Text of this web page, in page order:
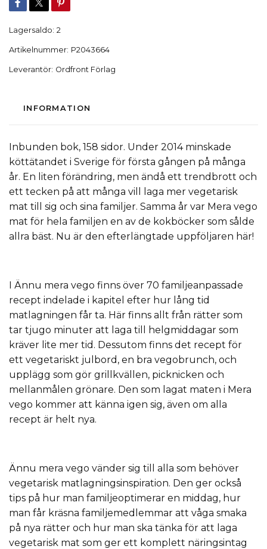
Lagersaldo: 2
Artikelnummer: P2043664
Leverantör: Ordfront Förlag
INFORMATION
Inbunden bok, 158 sidor. Under 2014 minskade
köttätandet i Sverige för första gången på många
år. En liten förändring, men ändå ett trendbrott och
ett tecken på att många vill laga mer vegetarisk
mat till sig och sina familjer. Samma år var Mera vego
mat för hela familjen en av de kokböcker som sålde
allra bäst. Nu är den efterlängtade uppföljaren här!
I Ännu mera vego finns över 70 familjeanpassade
recept indelade i kapitel efter hur lång tid
matlagningen får ta. Här finns allt från rätter som
tar tjugo minuter att laga till helgmiddagar som
kräver lite mer tid. Dessutom finns det recept för
ett vegetariskt julbord, en bra vegobrunch, och
upplägg som gör grillkvällen, picknicken och
mellanmålen grönare. Den som lagat maten i Mera
vego kommer att känna igen sig, även om alla
recept är helt nya.
Ännu mera vego vänder sig till alla som behöver
vegetarisk matlagningsinspiration. Den ger också
tips på hur man familjeoptimerar en middag, hur
man får kräsna familjemedlemmar att våga smaka
på nya rätter och hur man ska tänka för att laga
vegetarisk mat som ger ett komplett näringsintag